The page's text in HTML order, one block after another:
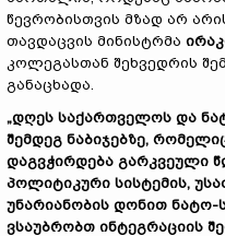
წევრობისთვის მზად არ
თავდაცვის მინისტრმა
კოლეგასთან შეხვედრის
განაცხადა.
„დღეს საქართველოს და
შემდეგ ნაბიჯებზე,
დაგვჭირდება გარკვეული
პოლიტიკური სისტემის,
უნარიანობის დონით ნატო-
ვსაუბრობთ ინტეგრაციის